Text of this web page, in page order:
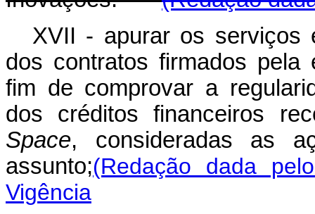
XVII - apurar os serviços
dos contratos firmados
fim de comprovar a
dos créditos financeiros
Space, consideradas as
assunto;(Redação dada
Vigência